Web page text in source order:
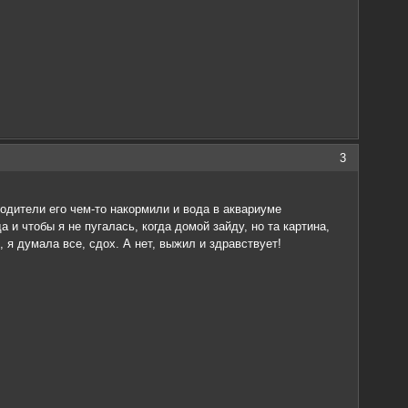
3
его чем-то накормили и вода в аквариуме
чтобы я не пугалась, когда домой зайду, но та картина,
я думала все, сдох. А нет, выжил и здравствует!